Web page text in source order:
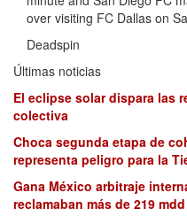
over visiting FC Dallas on
Deadspin
Últimas noticias
El eclipse solar dispara las
colectiva
Choca segunda etapa de
representa peligro para la
Gana México arbitraje
reclamaban más de 219 mdd